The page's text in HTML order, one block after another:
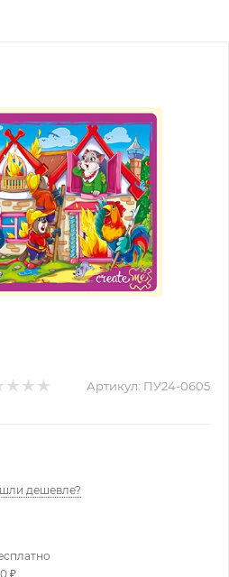
Артикул: ПУ24-0605
дешевле?
₽